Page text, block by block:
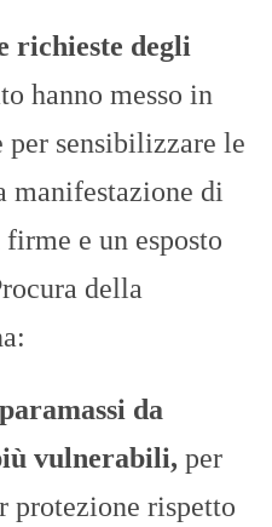
richieste degli
hanno messo in
sensibilizzare le
manifestazione di
e un esposto
della
da
vulnerabili, per
protezione rispetto